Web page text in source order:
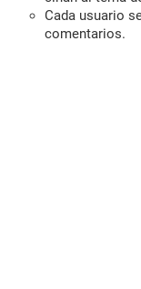
Cada usuario
comentarios.